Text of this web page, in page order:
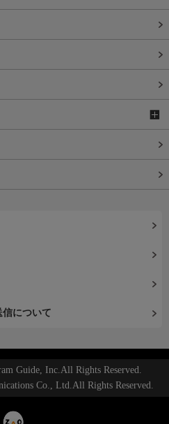
信について
Guide, Inc.All Rights Reserved.
Co., Ltd.All Rights Reserved.